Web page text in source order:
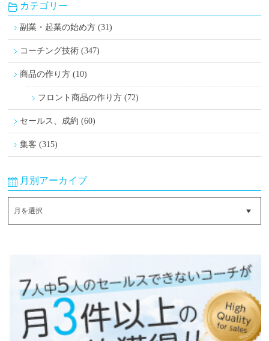
カテゴリー
副業・起業の始め方 (31)
コーチング技術 (347)
商品の作り方 (10)
フロント商品の作り方 (72)
セールス、成約 (60)
集客 (315)
月別アーカイブ